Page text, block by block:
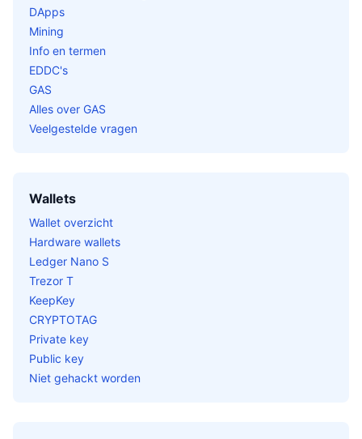
DApps
Mining
Info en termen
EDDC's
GAS
Alles over GAS
Veelgestelde vragen
Wallets
Wallet overzicht
Hardware wallets
Ledger Nano S
Trezor T
KeepKey
CRYPTOTAG
Private key
Public key
Niet gehackt worden